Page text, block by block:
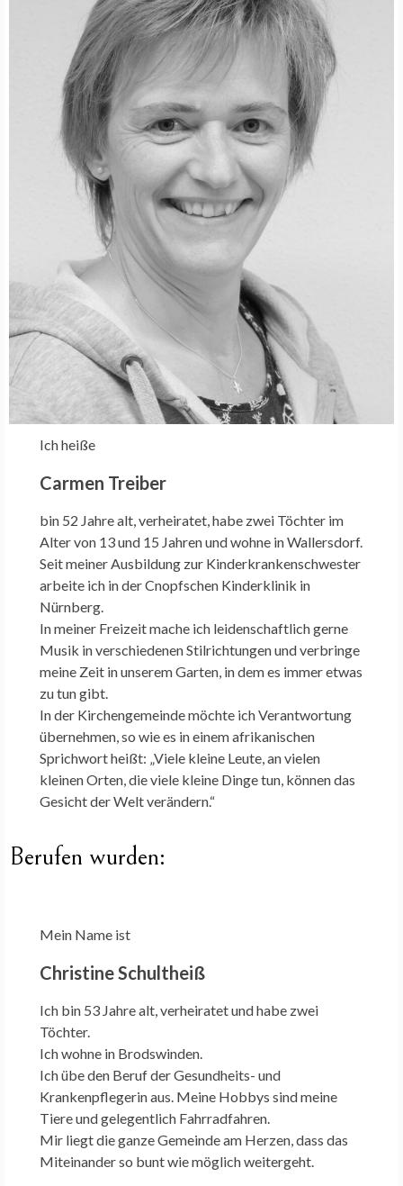
Ich heiße
Carmen Treiber
bin 52 Jahre alt, verheiratet, habe zwei Töchter im
Alter von 13 und 15 Jahren und wohne in Wallersdorf.
Seit meiner Ausbildung zur Kinderkrankenschwester
arbeite ich in der Cnopfschen Kinderklinik in
Nürnberg.
In meiner Freizeit mache ich leidenschaftlich gerne
Musik in verschiedenen Stilrichtungen und verbringe
meine Zeit in unserem Garten, in dem es immer etwas
zu tun gibt.
In der Kirchengemeinde möchte ich Verantwortung
übernehmen, so wie es in einem afrikanischen
Sprichwort heißt: „Viele kleine Leute, an vielen
kleinen Orten, die viele kleine Dinge tun, können das
Gesicht der Welt verändern.“
Berufen wurden:
Mein Name ist
Christine Schultheiß
Ich bin 53 Jahre alt, verheiratet und habe zwei
Töchter.
Ich wohne in Brodswinden.
Ich übe den Beruf der Gesundheits- und
Krankenpflegerin aus. Meine Hobbys sind meine
Tiere und gelegentlich Fahrradfahren.
Mir liegt die ganze Gemeinde am Herzen, dass das
Miteinander so bunt wie möglich weitergeht.